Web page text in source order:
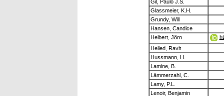
Gil, Paulo J.S.
Glassmeier, K.H.
Grundy, Will
Hansen, Candice
Helbert, Jörn
Helled, Ravit
Hussmann, H.
Lamine, B.
Lämmerzahl, C.
Lamy, P.L.
Lenoir, Benjamin